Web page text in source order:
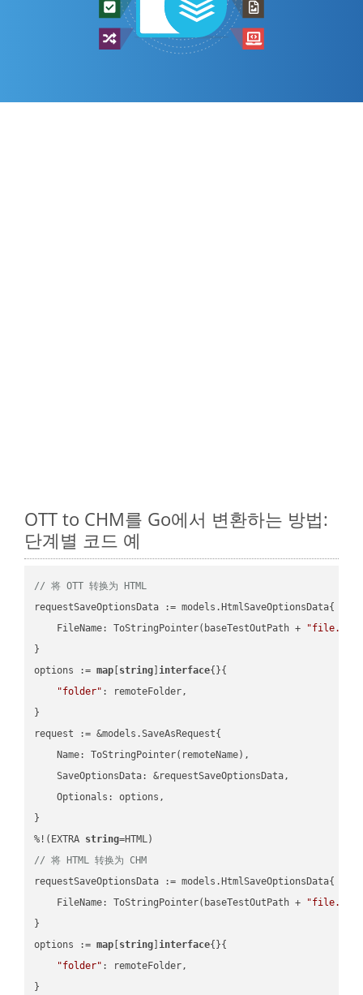
OTT to CHM를 Go에서 변환하는 방법:
단계별 코드 예
// 将 OTT 转换为 HTML
requestSaveOptionsData := models.HtmlSaveOptionsData{
    FileName: ToStringPointer(baseTestOutPath +
"file.OTT"
}
options := map string ]interface{}{
"folder" : remoteFolder,
}
request := &models.SaveAsRequest{
    Name: ToStringPointer(remoteName),
    SaveOptionsData: &requestSaveOptionsData,
    Optionals: options,
}
%!(EXTRA string
// 将 HTML 转换为 CHM
requestSaveOptionsData := models.HtmlSaveOptionsData{
    FileName: ToStringPointer(baseTestOutPath +
}
options := map string ]interface{}{
"folder" : remoteFolder,
}